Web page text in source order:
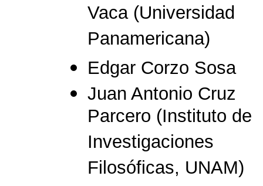
Vaca (Universidad
Panamericana)
Edgar Corzo Sosa
Juan Antonio Cruz
Parcero (Instituto de
Investigaciones
Filosóficas, UNAM)